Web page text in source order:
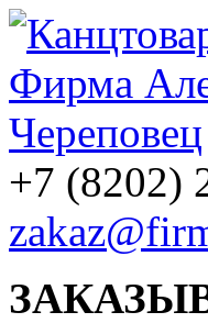
+7 (8202)